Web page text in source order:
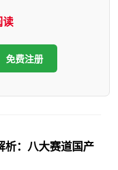
读
免费注册
析：八大赛道国产